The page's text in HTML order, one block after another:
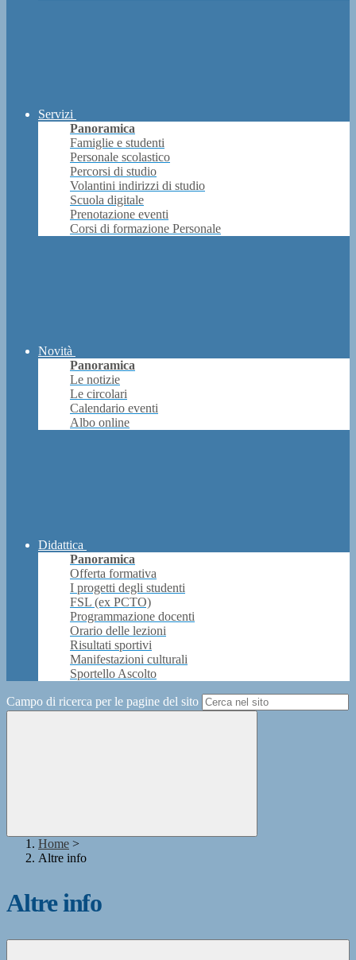
Servizi
Panoramica
Famiglie e studenti
Personale scolastico
Percorsi di studio
Volantini indirizzi di studio
Scuola digitale
Prenotazione eventi
Corsi di formazione Personale
Novità
Panoramica
Le notizie
Le circolari
Calendario eventi
Albo online
Didattica
Panoramica
Offerta formativa
I progetti degli studenti
FSL (ex PCTO)
Programmazione docenti
Orario delle lezioni
Risultati sportivi
Manifestazioni culturali
Sportello Ascolto
Campo di ricerca per le pagine del sito
Home >
Altre info
Altre info